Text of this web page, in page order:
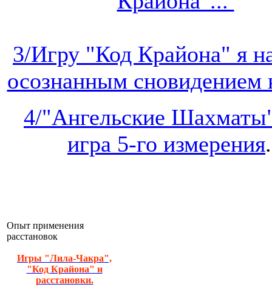
3/Игру "Код Крайона" я
осознанным сновидением
4/"Ангельские
игра 5-го измерения
Опыт применения
расстановок
Игры "Лила-Чакра",
"Код Крайона" и
расстановки.